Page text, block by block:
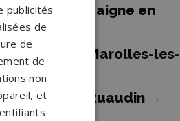
funèbres Laigne en
→
funèbres Marolles-les-
→
funèbres Ruaudin →
publicités
de
de
de
non
et